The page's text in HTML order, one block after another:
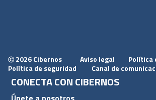
Ⓒ 2026 Cibernos Aviso legal
Política
Política de seguridad
Canal de
CONECTA CON CIBERNOS